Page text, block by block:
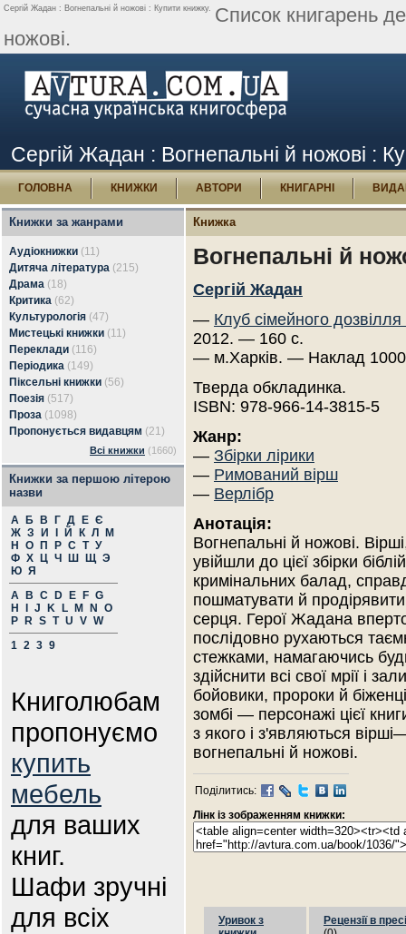
Сергій Жадан : Вогнепальні й ножові : Купити книжку. Список книгарень
ножові.
Сергій Жадан : Вогнепальні й ножові :
ГОЛОВНА КНИЖКИ АВТОРИ КНИГАРНІ
Книжки за жанрами
Аудіокнижки (11)
Дитяча література (215)
Драма (18)
Критика (62)
Культурологія (47)
Мистецькі книжки (11)
Переклади (116)
Періодика (149)
Піксельні книжки (56)
Поезія (517)
Проза (1098)
Пропонується видавцям (21)
Всі книжки (1660)
Книжки за першою літерою
назви
А Б В Г Д Е Є
Ж З И Й К Л
М
Н
О П Р С Т У
Ф Х Ц Ч Ш Щ Э
Ю Я
A
B C D E F G
H
J K L M N
O
P
R S T U V W
1 2 3 9
Книголюбам
пропонуємо
купить
мебель
для ваших
книг.
Шафи зручні
для всіх
Книжка
Вогнепальні й
Сергій Жадан
— Клуб сімейного
2012. — 160 с.
— м.Харків. — Наклад
Тверда обкладинка.
ISBN: 978-966-14-3815-5
Жанр:
— Збірки лірики
— Римований вірш
— Верлібр
Анотація:
Вогнепальні й ножові.
увійшли до цієї збірки
кримінальних балад,
пошматувати й продірявити
серця. Герої Жадана
послідовно рухаються
стежками, намагаючись
здійснити всі свої мрії і
бойовики, пророки й
зомбі — персонажі цієї
з якого і з'являються
вогнепальні й ножові.
Поділитись:
Лінк із зображенням книжки:
Уривок з
Рецензії в пресі